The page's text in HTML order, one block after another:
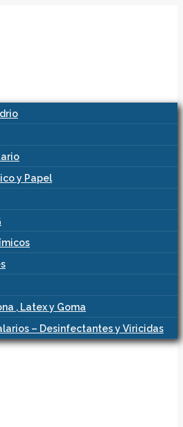
y Papel
, Latex y Goma
– Desinfectantes y Viricidas